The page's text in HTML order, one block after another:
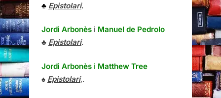
♣ Epistolari.
Jordi Arbonès i Manuel de Pedrolo
♣ Epistolari.
Jordi Arbonès i Matthew Tree
♠ Epistolari,.